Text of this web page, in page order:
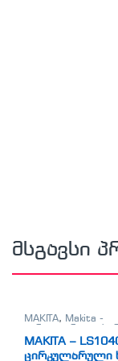
მსგავსი
MAKITA, Makita -
ცირკულარული
MAKITA –
ცირკულარული